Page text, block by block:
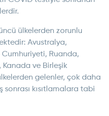
ülkelerden zorunlu
Avustralya,
Ruanda,
ve Birleşik
gelenler, çok daha
sonrası kısıtlamalara tabi